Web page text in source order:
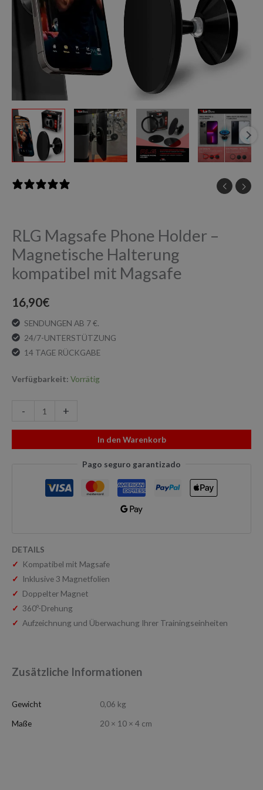
RLG Magsafe Phone Holder –
Magnetische Halterung
kompatibel mit Magsafe
16,90€
SENDUNGEN AB 7 €.
24/7-UNTERSTÜTZUNG
14 TAGE RÜCKGABE
Verfügbarkeit: Vorrätig
-
Menge
+
In den Warenkorb
Pago seguro garantizado
DETAILS
✓ Kompatibel mit Magsafe
✓ Inklusive 3 Magnetfolien
✓ Doppelter Magnet
✓ 360º-Drehung
✓ Aufzeichnung und Überwachung Ihrer Trainingseinheiten
Zusätzliche Informationen
Gewicht
0,06 kg
Maße
20 × 10 × 4 cm